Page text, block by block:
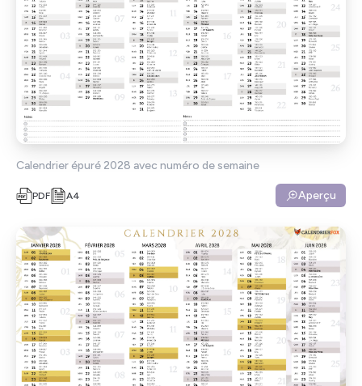
Calendrier épuré 2028 avec numéro de semaine
PDF A4 Aperçu